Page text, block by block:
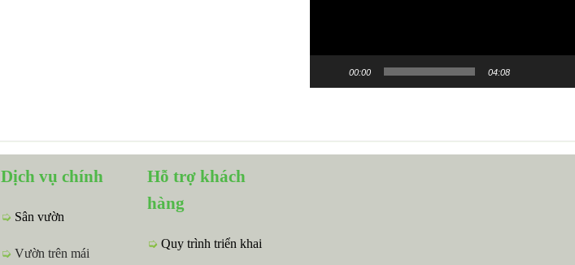
00:00 04:08
Dịch vụ chính
➭ Sân vườn
➭ Vườn trên mái
Hỗ trợ khách
hàng
➭ Quy trình triển khai